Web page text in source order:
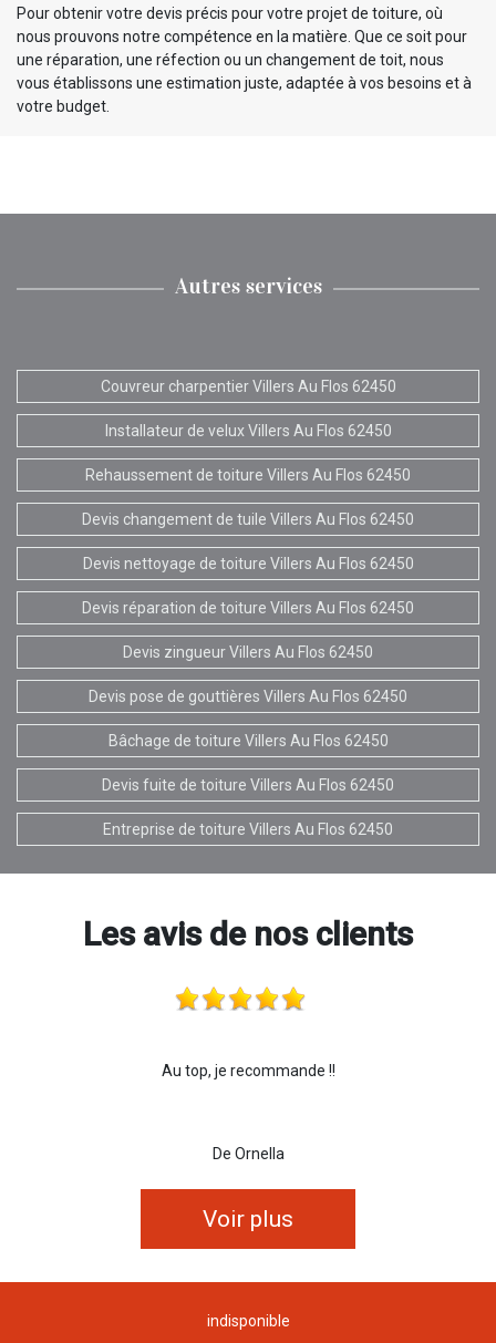
Pour obtenir votre devis précis pour votre projet de toiture, où
nous prouvons notre compétence en la matière. Que ce soit pour
une réparation, une réfection ou un changement de toit, nous
vous établissons une estimation juste, adaptée à vos besoins et à
votre budget.
Autres services
Couvreur charpentier Villers Au Flos 62450
Installateur de velux Villers Au Flos 62450
Rehaussement de toiture Villers Au Flos 62450
Devis changement de tuile Villers Au Flos 62450
Devis nettoyage de toiture Villers Au Flos 62450
Devis réparation de toiture Villers Au Flos 62450
Devis zingueur Villers Au Flos 62450
Devis pose de gouttières Villers Au Flos 62450
Bâchage de toiture Villers Au Flos 62450
Devis fuite de toiture Villers Au Flos 62450
Entreprise de toiture Villers Au Flos 62450
Les avis de nos clients
Au top, je recommande !!
De Ornella
Voir plus
indisponible